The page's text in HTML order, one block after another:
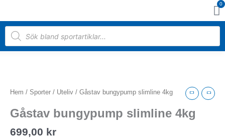
innehåll
0
Products
search
Hem / Sporter / Uteliv / Gåstav bungypump slimline 4kg
Gåstav bungypump slimline 4kg
699,00 kr